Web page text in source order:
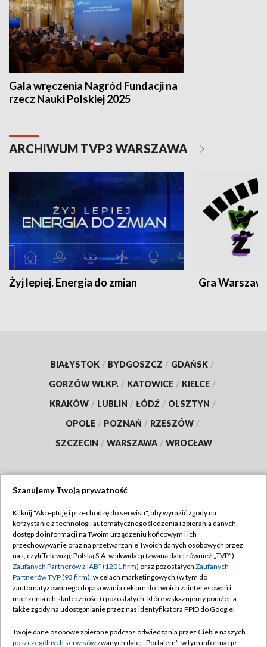
Gala wręczenia Nagród Fundacji na
rzecz Nauki Polskiej 2025
ARCHIWUM TVP3 WARSZAWA
Żyj lepiej. Energia do zmian Gra
BIAŁYSTOK / BYDGOSZCZ / GDAŃSK /
GORZÓW WLKP. / KATOWICE / KIELCE /
KRAKÓW / LUBLIN / ŁÓDŹ / OLSZTYN /
OPOLE / POZNAŃ / RZESZÓW /
SZCZECIN / WARSZAWA / WROCŁAW
TVP
Abonament TVP
Emisja w TVP
Centrum informacji TVP
Naziemna Telewizja Cyfrowa
Rada Programowa
Regulamin TVP
Polityka prywatności
Moje zgody
Pomoc
Kontakt
Szanujemy Twoją prywatność
Kliknij "Akceptuję i przechodzę do serwisu", aby wyrazić zgody na
korzystanie z technologii automatycznego śledzenia i zbierania danych,
dostęp do informacji na Twoim urządzeniu końcowym i ich
przechowywanie oraz na przetwarzanie Twoich danych osobowych przez
nas, czyli Telewizję Polską S.A. w likwidacji (zwaną dalej również „TVP”),
Zaufanych Partnerów z IAB* (1201 firm) oraz pozostałych Zaufanych
Partnerów TVP (93 firm), w celach marketingowych (w tym do
zautomatyzowanego dopasowania reklam do Twoich zainteresowań i
mierzenia ich skuteczności) i pozostałych, które wskazujemy poniżej, a
także zgody na udostępnianie przez nas identyfikatora PPID do Google.
Twoje dane osobowe zbierane podczas odwiedzania przez Ciebie naszych
poszczególnych serwisówzwanych dalej „Portalem”, w tym informacje